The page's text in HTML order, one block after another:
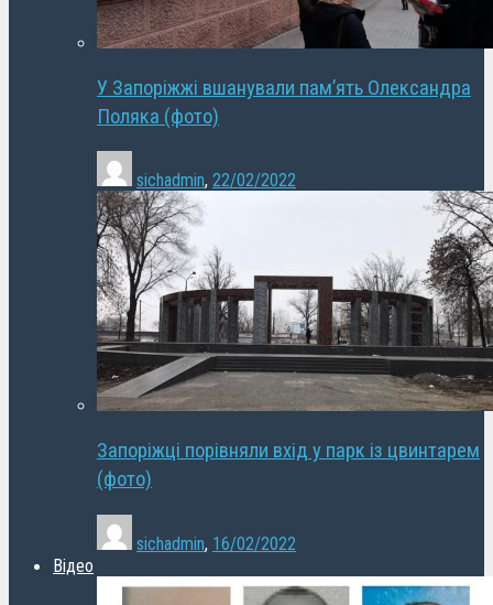
У Запоріжжі вшанували пам’ять Олександра
Поляка (фото)
sichadmin, 22/02/2022
Запоріжці порівняли вхід у парк із цвинтарем
(фото)
sichadmin, 16/02/2022
Відео